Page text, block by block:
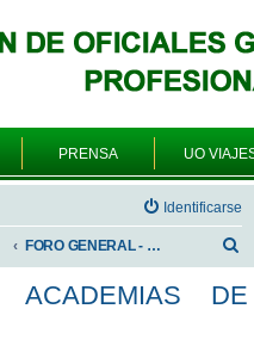
PRENSA UO
Identificarse
FORO GENERAL - ACADEMIAS DE FORMACIÓN
s
DE